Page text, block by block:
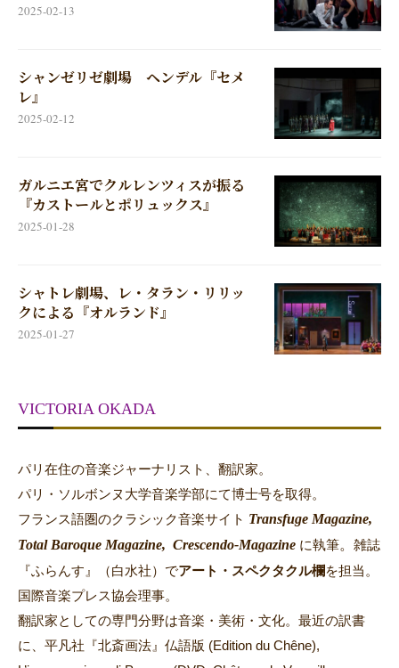
2025-02-13
シャンゼリゼ劇場 ヘンデル『セメ
レ』
2025-02-12
ガルニエ宮でクルレンツィスが振る
『カストールとポリュックス』
2025-01-28
シャトレ劇場、レ・タラン・リリッ
クによる『オルランド』
2025-01-27
VICTORIA OKADA
パリ在住の音楽ジャーナリスト、翻訳家。
パリ・ソルボンヌ大学音楽学部にて博士号を取得。
フランス語圏のクラシック音楽サイト Transfuge Magazine,
Total Baroque Magazine, Crescendo-Magazine に執筆。 雑誌
『ふらんす』（白水社）でアート・スペクタクル欄を担当。
国際音楽プレス協会理事。
翻訳家としての専門分野は音楽・美術・文化。最近の訳書
に、平凡社『北斎画法』仏語版 (Edition du Chêne),